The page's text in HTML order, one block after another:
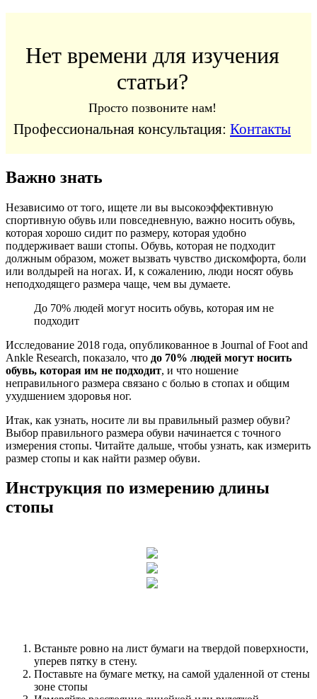
Нет времени для изучения
статьи?
Просто позвоните нам!
Профессиональная консультация: Контакты
Важно знать
Независимо от того, ищете ли вы высокоэффективную
спортивную обувь или повседневную, важно носить обувь,
которая хорошо сидит по размеру, которая удобно
поддерживает ваши стопы. Обувь, которая не подходит
должным образом, может вызвать чувство дискомфорта, боли
или волдырей на ногах. И, к сожалению, люди носят обувь
неподходящего размера чаще, чем вы думаете.
До 70% людей могут носить обувь, которая им не
подходит
Исследование 2018 года, опубликованное в Journal of Foot and
Ankle Research, показало, что до 70% людей могут носить
обувь, которая им не подходит, и что ношение
неправильного размера связано с болью в стопах и общим
ухудшением здоровья ног.
Итак, как узнать, носите ли вы правильный размер обуви?
Выбор правильного размера обуви начинается с точного
измерения стопы. Читайте дальше, чтобы узнать, как измерить
размер стопы и как найти размер обуви.
Инструкция по измерению длины
стопы
Встаньте ровно на лист бумаги на твердой поверхности,
уперев пятку в стену.
Поставьте на бумаге метку, на самой удаленной от стены
зоне стопы